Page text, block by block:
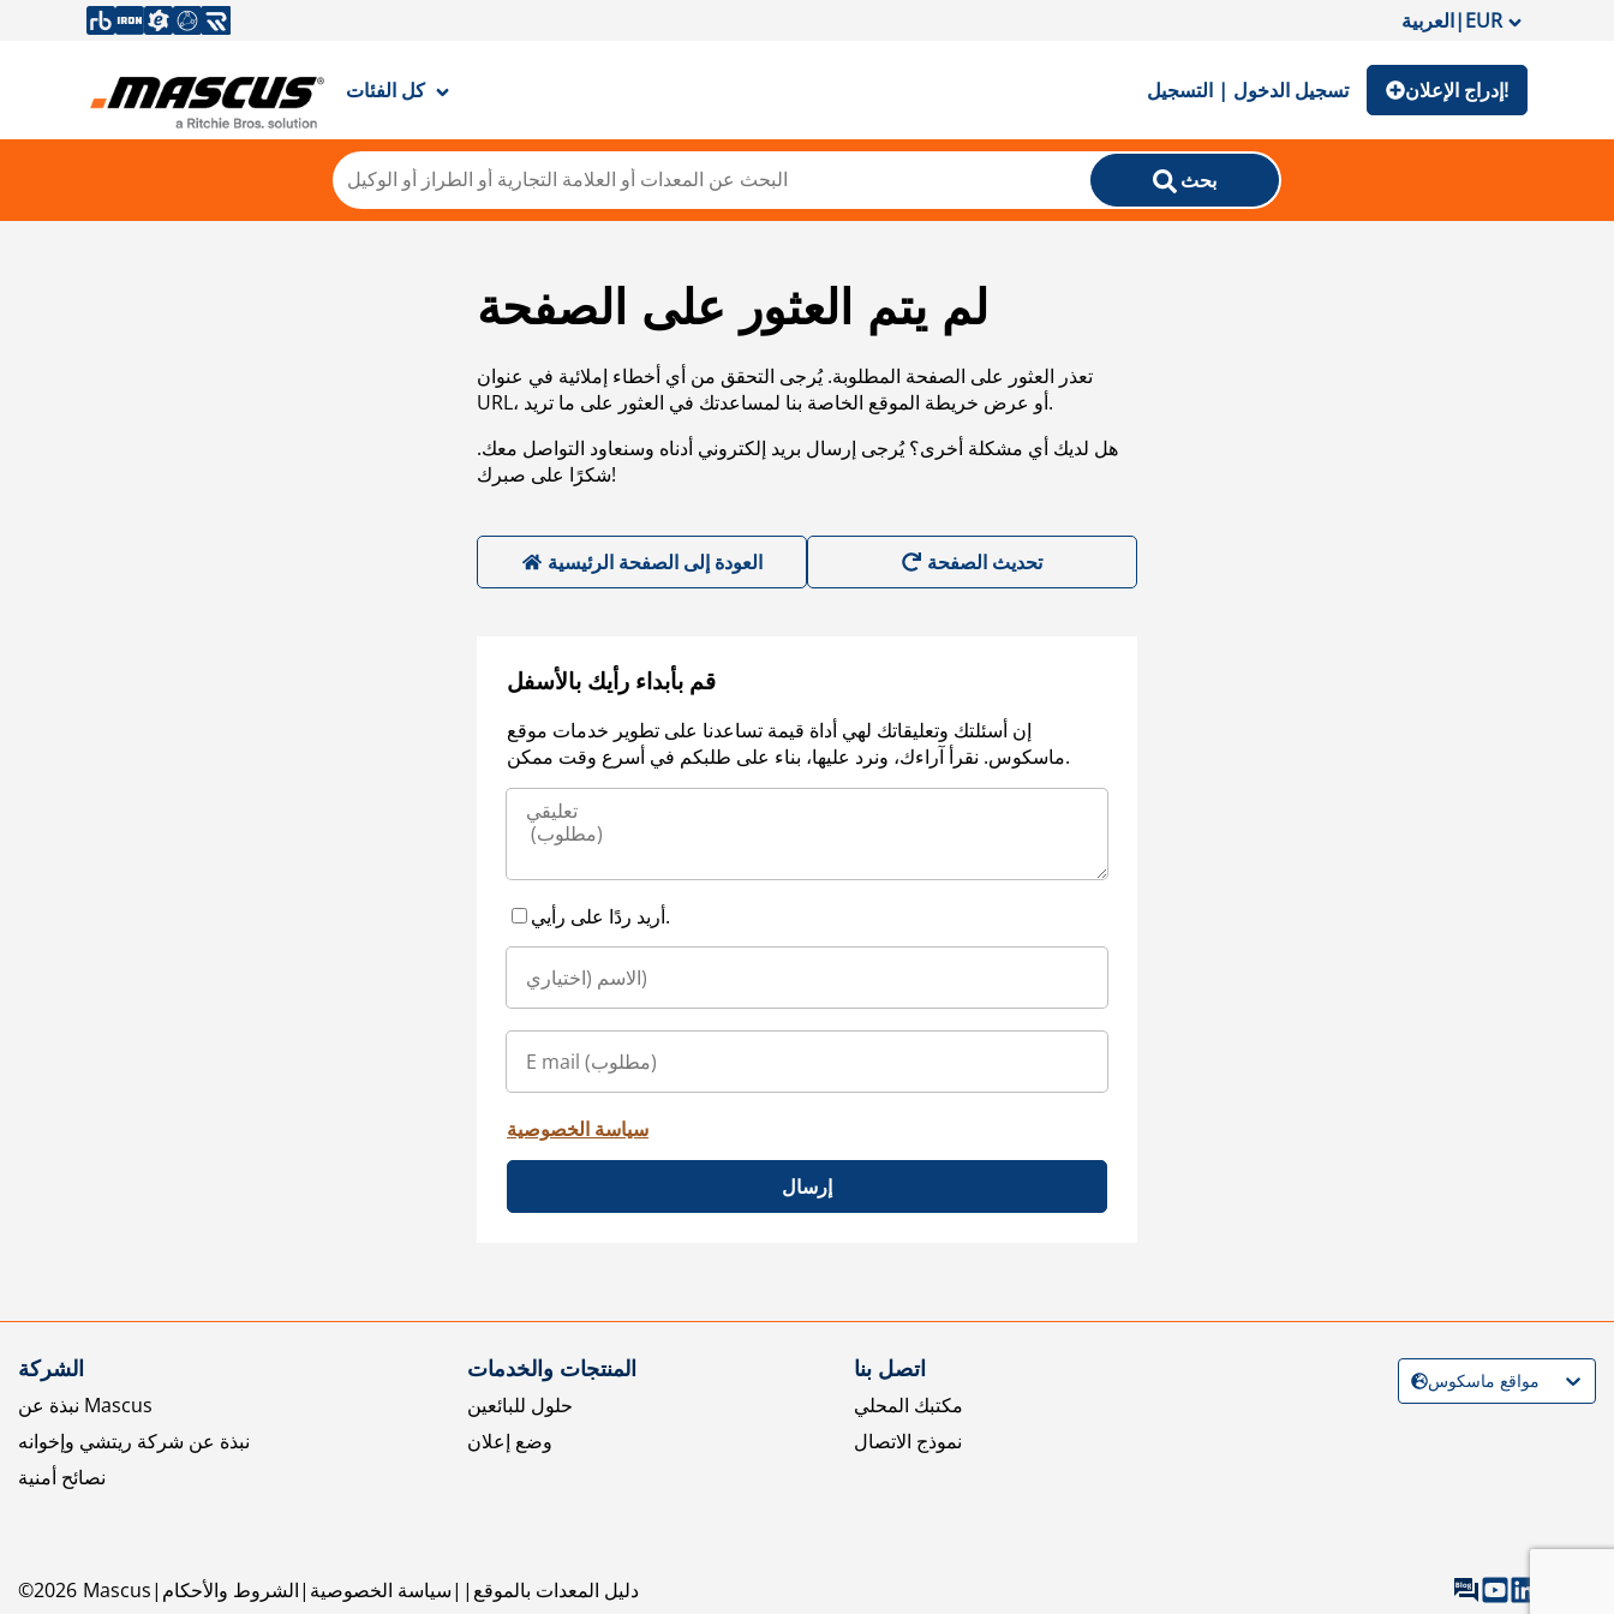
العربية|EUR
كل الفئات تسجيل الدخول | التسجيل إدراج الإعلان!
بحث
لم يتم العثور على الصفحة
تعذر العثور على الصفحة المطلوبة. يُرجى التحقق من أي أخطاء إملائية في عنوان
URL، أو عرض خريطة الموقع الخاصة بنا لمساعدتك في العثور على ما تريد.
هل لديك أي مشكلة أخرى؟ يُرجى إرسال بريد إلكتروني أدناه وسنعاود التواصل معك.
شكرًا على صبرك!
العودة إلى الصفحة الرئيسية
قم بأبداء رأيك بالأسفل
إن أسئلتك وتعليقاتك لهي أداة قيمة تساعدنا على تطوير خدمات موقع
ماسكوس. نقرأ آراءك، ونرد عليها، بناء على طلبكم في أسرع وقت ممكن.
أريد ردًا على رأيي.
سياسة الخصوصية
إرسال
الشركة
نبذة عن Mascus
نبذة عن شركة ريتشي وإخوانه
نصائح أمنية
المنتجات والخدمات
حلول للبائعين
وضع إعلان
اتصل بنا
مكتبك المحلي
نموذج الاتصال
©2026 Mascus الشروط والأحكام سياسة الخصوصية دليل المعدات بالموقع
مواقع ماسكوس